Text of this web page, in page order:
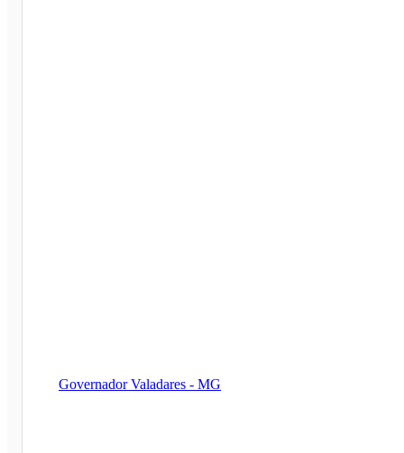
Governador Valadares - MG